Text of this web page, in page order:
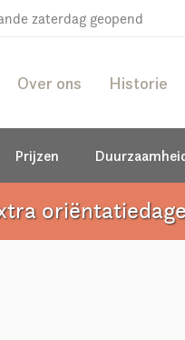
zaterdag geopend
Over ons Historie
Prijzen